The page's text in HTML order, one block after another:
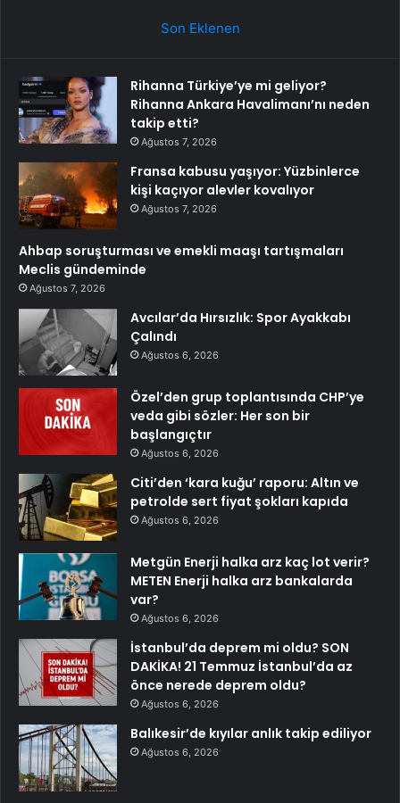
Son Eklenen
Rihanna Türkiye’ye mi geliyor?
Rihanna Ankara Havalimanı’nı neden
takip etti?
Ağustos 7, 2026
Fransa kabusu yaşıyor: Yüzbinlerce
kişi kaçıyor alevler kovalıyor
Ağustos 7, 2026
Ahbap soruşturması ve emekli maaşı tartışmaları
Meclis gündeminde
Ağustos 7, 2026
Avcılar’da Hırsızlık: Spor Ayakkabı
Çalındı
Ağustos 6, 2026
Özel’den grup toplantısında CHP’ye
veda gibi sözler: Her son bir
başlangıçtır
Ağustos 6, 2026
Citi’den ‘kara kuğu’ raporu: Altın ve
petrolde sert fiyat şokları kapıda
Ağustos 6, 2026
Metgün Enerji halka arz kaç lot verir?
METEN Enerji halka arz bankalarda
var?
Ağustos 6, 2026
İstanbul’da deprem mi oldu? SON
DAKİKA! 21 Temmuz İstanbul’da az
önce nerede deprem oldu?
Ağustos 6, 2026
Balıkesir’de kıyılar anlık takip ediliyor
Ağustos 6, 2026